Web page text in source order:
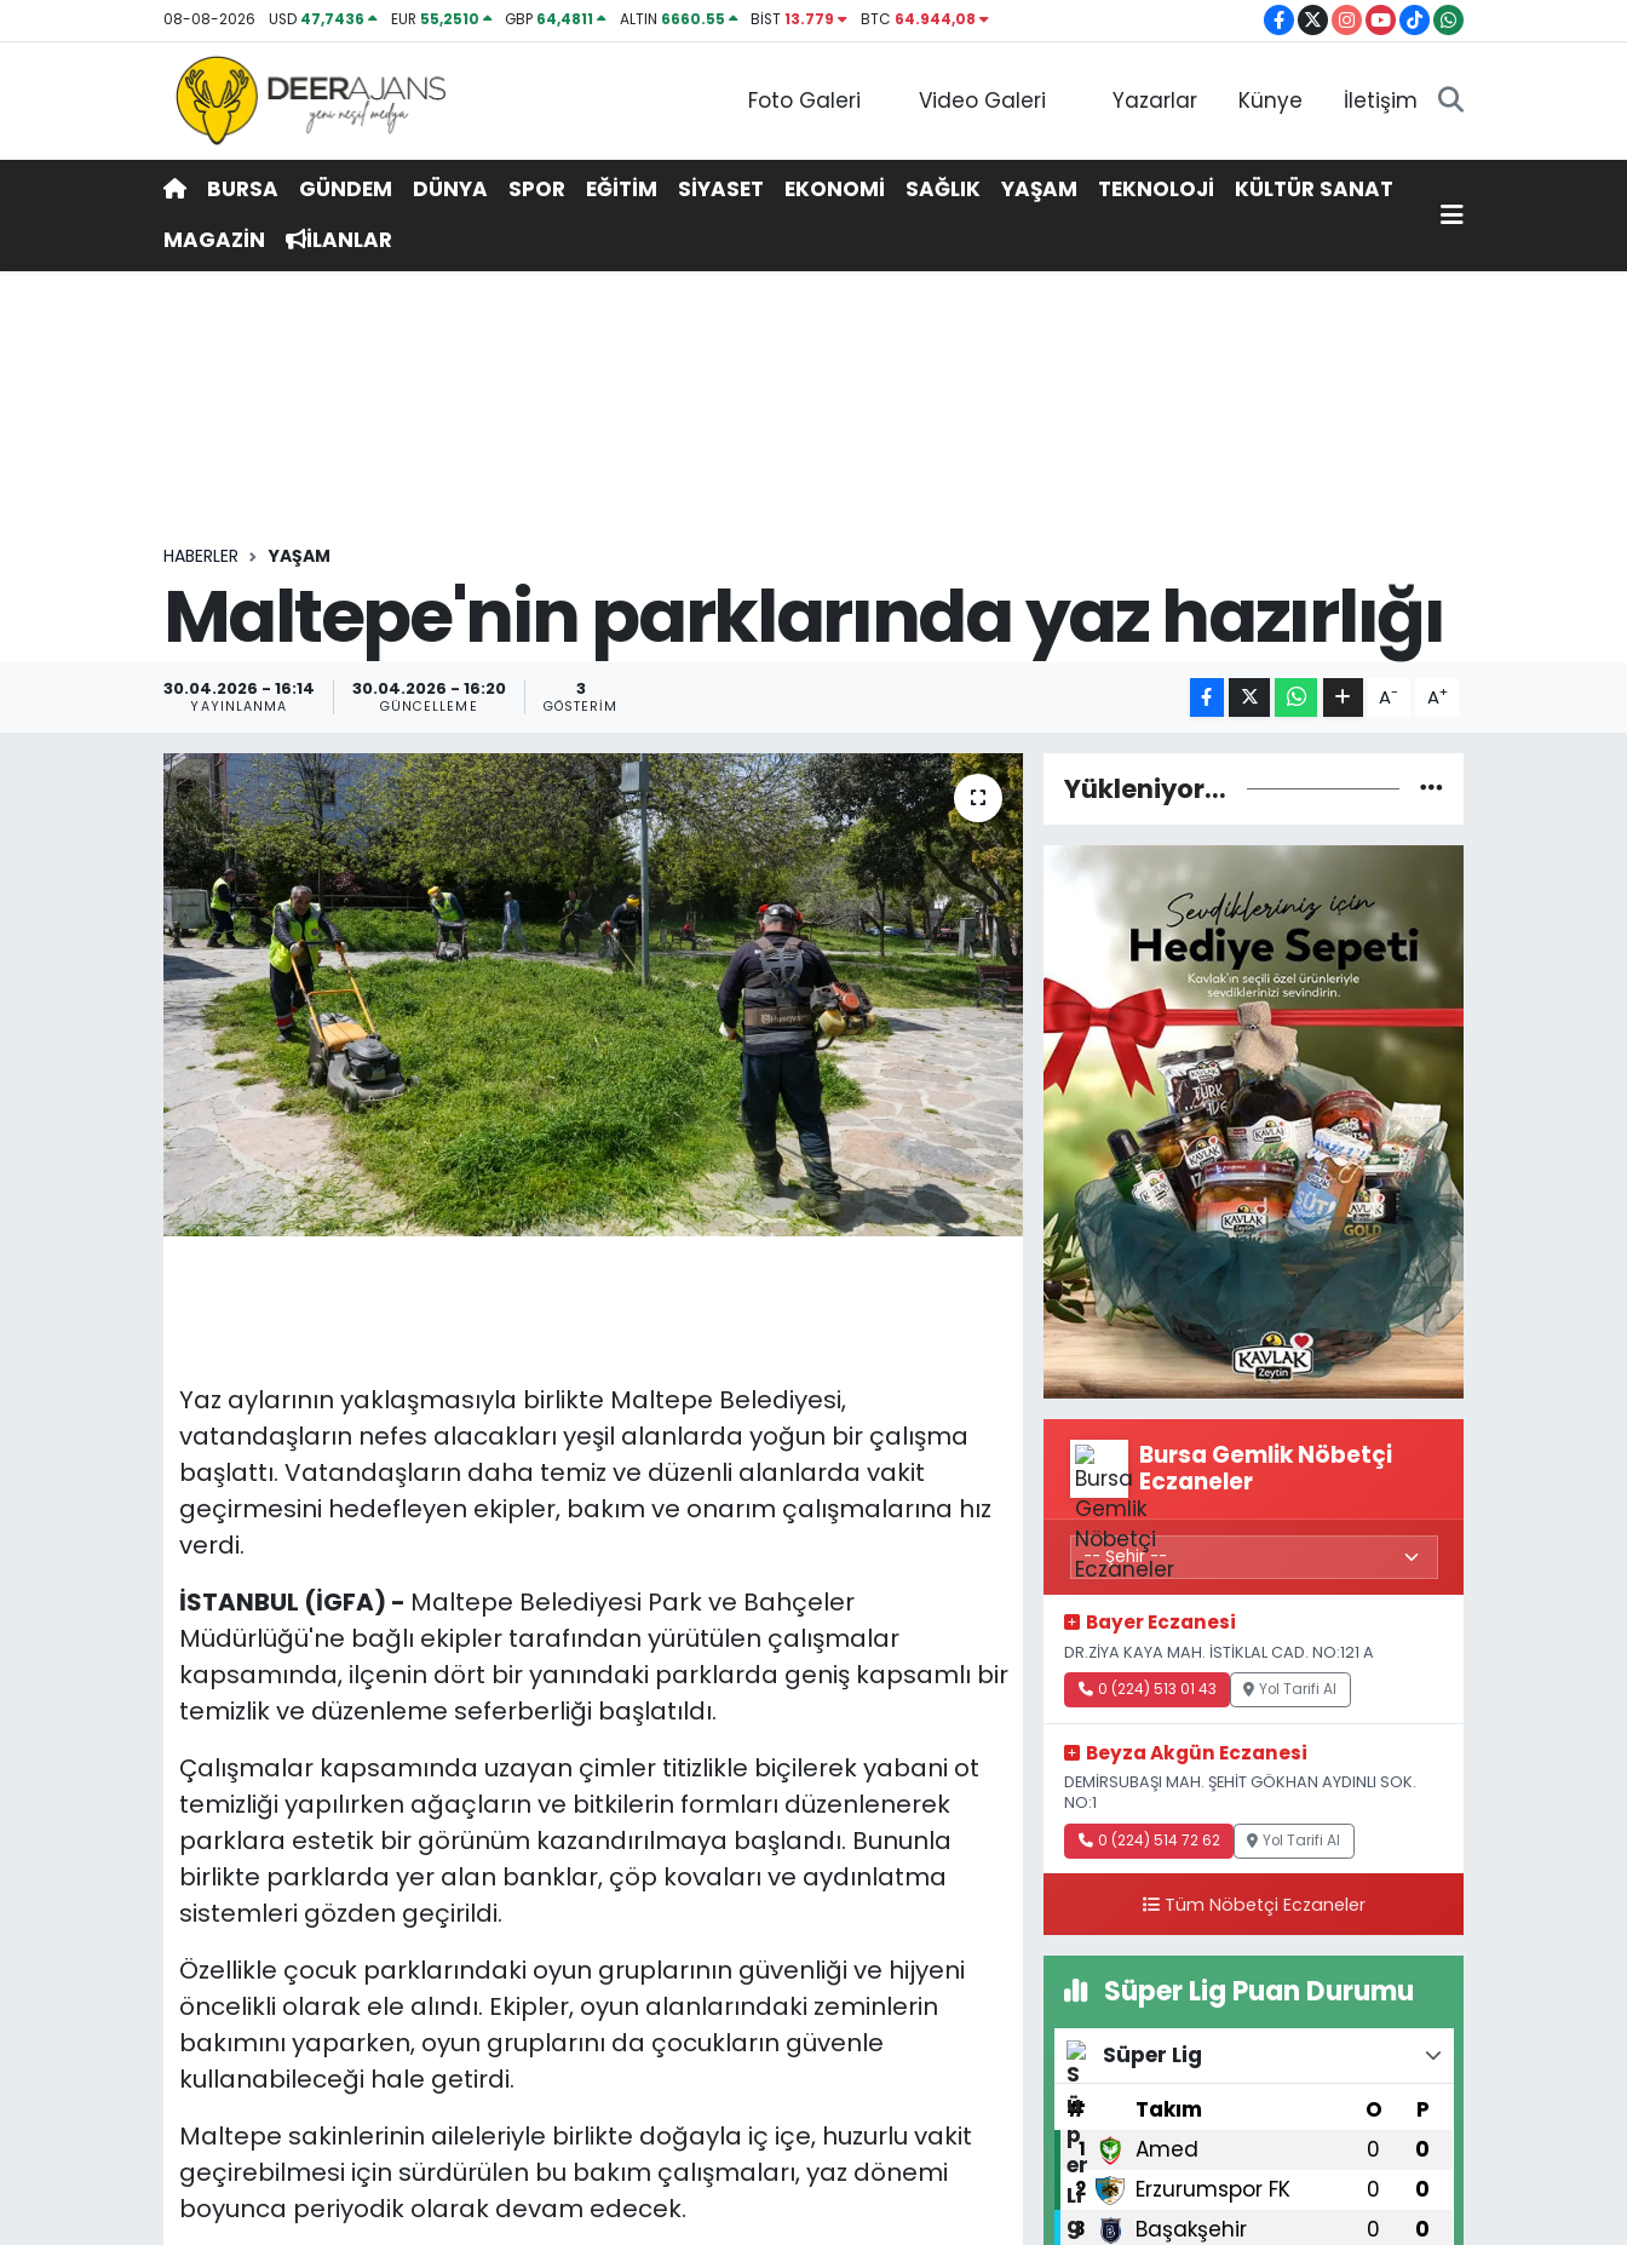
08-08-2026 USD 47,7436 EUR 55,2510 GBP 64,4811 ALTIN 6660.55 BİST13.779 BTC 64.944,08
Foto Galeri Video Galeri Yazarlar Künye İletişim
BURSA GÜNDEM DÜNYA SPOR EĞİTİM SİYASET EKONOMİ SAĞLIK YAŞAM TEKNOLOJİ
KÜLTÜR SANAT
MAGAZİN
İLANLAR
HABERLER YAŞAM
Maltepe'nin parklarında yaz hazırlığı
30.04.2026 - 16:14
YAYINLANMA
30.04.2026 - 16:20
GÜNCELLEME
3
GÖSTERIM A- A+
Yaz aylarının yaklaşmasıyla birlikte Maltepe Belediyesi,
vatandaşların nefes alacakları yeşil alanlarda yoğun bir çalışma
başlattı. Vatandaşların daha temiz ve düzenli alanlarda vakit
geçirmesini hedefleyen ekipler, bakım ve onarım çalışmalarına hız
verdi.
İSTANBUL (İGFA) - Maltepe Belediyesi Park ve Bahçeler
Müdürlüğü'ne bağlı ekipler tarafından yürütülen çalışmalar
kapsamında, ilçenin dört bir yanındaki parklarda geniş kapsamlı bir
temizlik ve düzenleme seferberliği başlatıldı.
Çalışmalar kapsamında uzayan çimler titizlikle biçilerek yabani ot
temizliği yapılırken ağaçların ve bitkilerin formları düzenlenerek
parklara estetik bir görünüm kazandırılmaya başlandı. Bununla
birlikte parklarda yer alan banklar, çöp kovaları ve aydınlatma
sistemleri gözden geçirildi.
Özellikle çocuk parklarındaki oyun gruplarının güvenliği ve hijyeni
öncelikli olarak ele alındı. Ekipler, oyun alanlarındaki zeminlerin
bakımını yaparken, oyun gruplarını da çocukların güvenle
kullanabileceği hale getirdi.
Maltepe sakinlerinin aileleriyle birlikte doğayla iç içe, huzurlu vakit
geçirebilmesi için sürdürülen bu bakım çalışmaları, yaz dönemi
boyunca periyodik olarak devam edecek.
Yükleniyor...
Bursa Gemlik Nöbetçi
Eczaneler
Bayer Eczanesi
DR.ZİYA KAYA MAH. İSTİKLAL CAD. NO:121 A
0 (224) 513 01 43 Yol Tarifi Al
Beyza Akgün Eczanesi
DEMİRSUBAŞI MAH. ŞEHİT GÖKHAN AYDINLI SOK.
NO:1
0 (224) 514 72 62 Yol Tarifi Al
Tüm Nöbetçi Eczaneler
Süper Lig Puan Durumu
Süper Lig
#
Takım O P
1 Amed 0 0
2 Erzurumspor FK 0 0
3 Başakşehir 0 0
Hava Durumu
Trafik Durumu
Tüm Manşetler